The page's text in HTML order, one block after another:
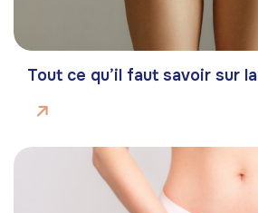
Tout ce qu’il faut savoir sur